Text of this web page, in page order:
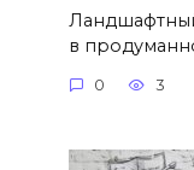
в
0 3